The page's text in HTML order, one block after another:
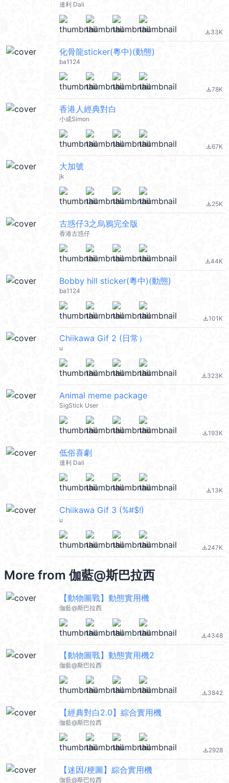
達利 Dali
file_download33K
化骨龍sticker(粵中)(動態)
ba1124
file_download78K
香港人經典對白
小成Simon
file_download67K
大加號
jk
file_download25K
古惑仔3之烏鴉完全版
香港古惑仔
file_download44K
Bobby hill sticker(粵中)(動態)
ba1124
file_download101K
Chiikawa Gif 2 (日常）
u
file_download323K
Animal meme package
SigStick User
file_download193K
低俗喜劇
達利 Dali
file_download13K
Chiikawa Gif 3 (%#$!)
u
file_download247K
More from 伽藍@斯巴拉西
【動物圖戰】動態實用機
伽藍@斯巴拉西
file_download4348
【動物圖戰】動態實用機2
伽藍@斯巴拉西
file_download3842
【經典對白2.0】綜合實用機
伽藍@斯巴拉西
file_download2928
【迷因/梗圖】綜合實用機
伽藍@斯巴拉西